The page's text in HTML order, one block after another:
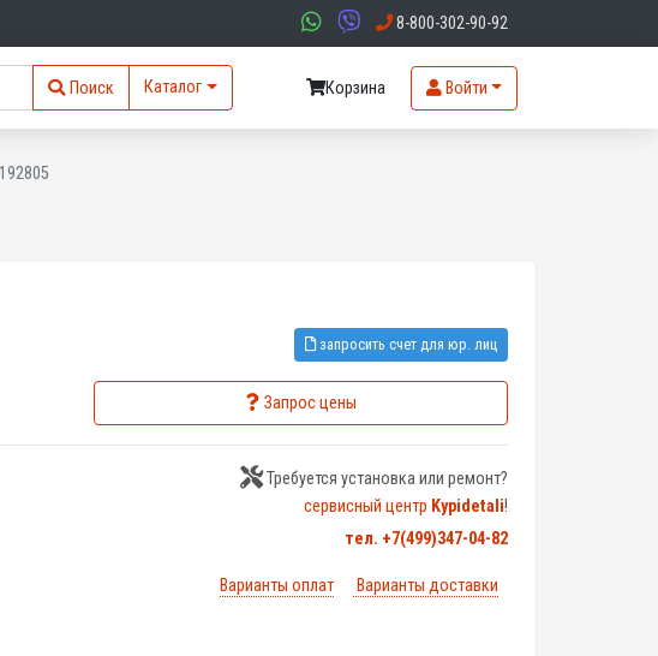
8-800-302-90-92
Поиск Каталог Корзина Войти
запросить счет для юр. лиц
Запрос цены
Требуется установка или ремонт?
сервисный центр Kypidetali!
тел. +7(499)347-04-82
Варианты оплат Варианты доставки